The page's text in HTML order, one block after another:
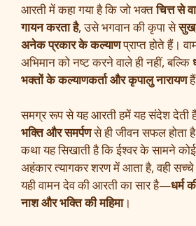
आरती में कहा गया है कि जो भक्तचित्त से
गायन करता है, उसे भगवान की कृपा से
अनेक प्रकार के कल्याणप्राप्त होते हैं।
अभिमान को नष्ट करने वाले ही नहीं, बल्कि
भक्तों के कल्याणकर्ता और कृपालु नारायण
समग्र रूप से यह आरती हमें यह संदेश देती
भक्ति और समर्पणसे ही जीवन सफल होता
कथा यह सिखाती है कि ईश्वर के सामने
अहंकार त्यागकर शरण में आता है, वही सच्चे
यही वामन देव की आरती का सार है—धर्म
नाश और भक्ति की महिमा।